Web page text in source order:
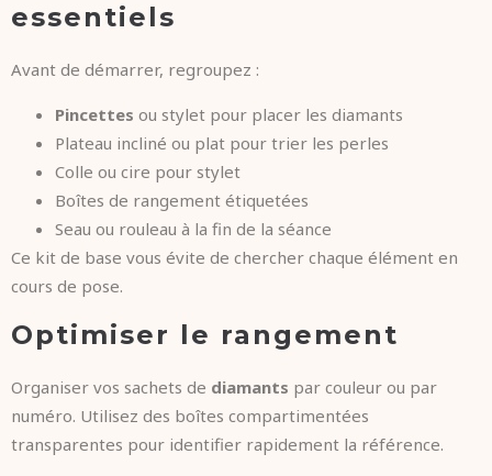
essentiels
Avant de démarrer, regroupez :
Pincettes ou stylet pour placer les diamants
Plateau incliné ou plat pour trier les perles
Colle ou cire pour stylet
Boîtes de rangement étiquetées
Seau ou rouleau à la fin de la séance
Ce kit de base vous évite de chercher chaque élément en
cours de pose.
Optimiser le rangement
Organiser vos sachets de diamants par couleur ou par
numéro. Utilisez des boîtes compartimentées
transparentes pour identifier rapidement la référence.